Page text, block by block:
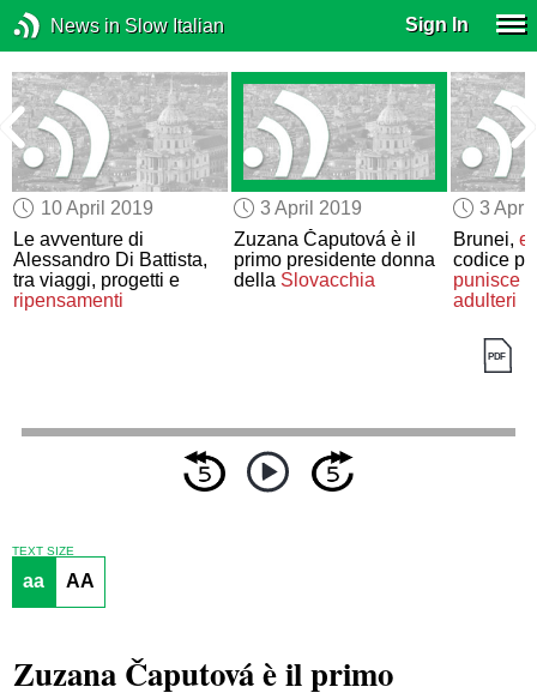
News in Slow Italian Sign In
10 April 2019
Le avventure di
Alessandro Di Battista,
tra viaggi, progetti e
ripensamenti
3 April 2019
Zuzana Čaputová è il
primo presidente donna
della Slovacchia
3
Brunei,
codice
punisce
adulteri
TEXT SIZE
aa AA
Zuzana Čaputová è il primo